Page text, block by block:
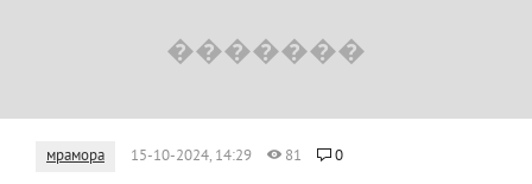
мрамора 15-10-2024, 14:29 81 0